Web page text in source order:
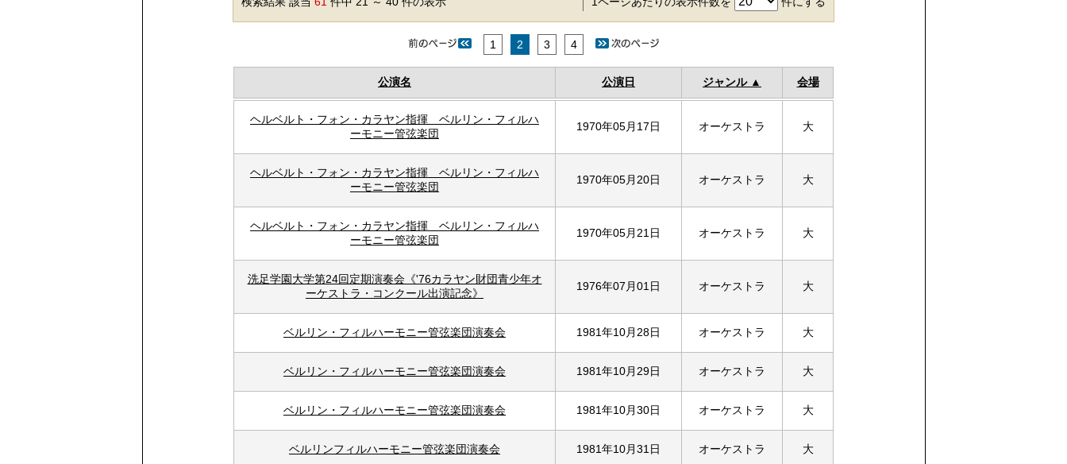
1 2 3 4
公演名 公演日 ジャンル 会場
ヘルベルト・フォン・カラヤン指揮 ベルリン・フィルハ
ーモニー管弦楽団
1970年05月17日 オーケストラ 大
ヘルベルト・フォン・カラヤン指揮 ベルリン・フィルハ
ーモニー管弦楽団
1970年05月20日 オーケストラ 大
ヘルベルト・フォン・カラヤン指揮 ベルリン・フィルハ
ーモニー管弦楽団
1970年05月21日 オーケストラ 大
洗足学園大学第24回定期演奏会《'76カラヤン財団青少年オ
ーケストラ・コンクール出演記念》
1976年07月01日 オーケストラ 大
ベルリン・フィルハーモニー管弦楽団演奏会 1981年10月28日 オーケストラ 大
ベルリン・フィルハーモニー管弦楽団演奏会 1981年10月29日 オーケストラ 大
ベルリン・フィルハーモニー管弦楽団演奏会 1981年10月30日 オーケストラ 大
ベルリンフィルハーモニー管弦楽団演奏会 1981年10月31日 オーケストラ 大